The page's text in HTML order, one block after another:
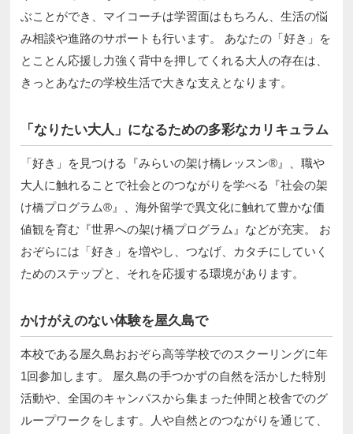
ぶことができ、マイコーチは学習面はもちろん、生活の悩
み相談や進路のサポートも行います。 あなたの「好き」を
とことん応援し力強く背中を押してくれる大人の存在は、
きっとあなたの学校生活で大きな支えとなります。
「なりたい大人」になるための多彩なカリキュラム
「好き」を見つける『みらいの架け橋レッスン®』、職や
大人に触れることで社会とのつながりを学べる『社会の架
け橋プログラム®』、海外留学で異文化に触れて豊かな価
値観を育む『世界への架け橋プログラム』などが充実。 お
おぞらには「好き」を増やし、つなげ、カタチにしていく
ためのステップと、それを応援する環境があります。
かけがえのない体験を屋久島で
本校である屋久島おおぞら高等学校でのスクーリングに年
1回参加します。 屋久島の手つかずの自然を活かした特別
活動や、全国のキャンパスから集まった仲間と校舎でのグ
ループワークをします。人や自然とのつながりを通じて、